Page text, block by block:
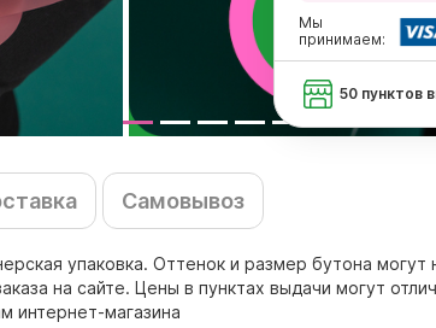
Мы
принимаем:
50 пунктов
Самовывоз
упаковка. Оттенок и размер бутона
на сайте. Цены в пунктах выдачи могут
интернет-магазина